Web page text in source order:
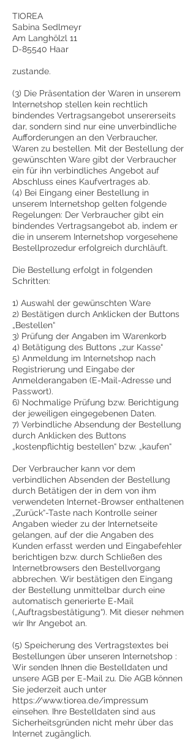
TIOREA
Sabina Sedlmeyr
Am Langhölzl 11
D-85540 Haar
zustande.
(3) Die Präsentation der Waren in unserem
Internetshop stellen kein rechtlich
bindendes Vertragsangebot unsererseits
dar, sondern sind nur eine unverbindliche
Aufforderungen an den Verbraucher,
Waren zu bestellen. Mit der Bestellung der
gewünschten Ware gibt der Verbraucher
ein für ihn verbindliches Angebot auf
Abschluss eines Kaufvertrages ab.
(4) Bei Eingang einer Bestellung in
unserem Internetshop gelten folgende
Regelungen: Der Verbraucher gibt ein
bindendes Vertragsangebot ab, indem er
die in unserem Internetshop vorgesehene
Bestellprozedur erfolgreich durchläuft.
Die Bestellung erfolgt in folgenden
Schritten:
1) Auswahl der gewünschten Ware
2) Bestätigen durch Anklicken der Buttons
„Bestellen“
3) Prüfung der Angaben im Warenkorb
4) Betätigung des Buttons „zur Kasse“
5) Anmeldung im Internetshop nach
Registrierung und Eingabe der
Anmelderangaben (E-Mail-Adresse und
Passwort).
6) Nochmalige Prüfung bzw. Berichtigung
der jeweiligen eingegebenen Daten.
7) Verbindliche Absendung der Bestellung
durch Anklicken des Buttons
„kostenpflichtig bestellen“ bzw. „kaufen“
Der Verbraucher kann vor dem
verbindlichen Absenden der Bestellung
durch Betätigen der in dem von ihm
verwendeten Internet-Browser enthaltenen
„Zurück“-Taste nach Kontrolle seiner
Angaben wieder zu der Internetseite
gelangen, auf der die Angaben des
Kunden erfasst werden und Eingabefehler
berichtigen bzw. durch Schließen des
Internetbrowsers den Bestellvorgang
abbrechen. Wir bestätigen den Eingang
der Bestellung unmittelbar durch eine
automatisch generierte E-Mail
(„Auftragsbestätigung“). Mit dieser nehmen
wir Ihr Angebot an.
(5) Speicherung des Vertragstextes bei
Bestellungen über unseren Internetshop :
Wir senden Ihnen die Bestelldaten und
unsere AGB per E-Mail zu. Die AGB können
Sie jederzeit auch unter
https://www.tiorea.de/impressum
einsehen. Ihre Bestelldaten sind aus
Sicherheitsgründen nicht mehr über das
Internet zugänglich.